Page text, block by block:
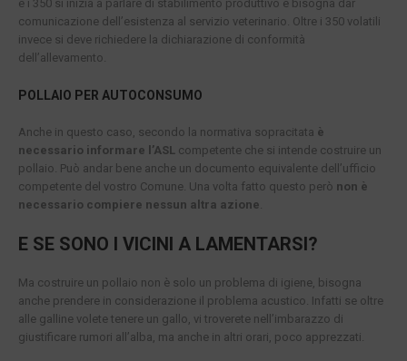
e i 350 si inizia a parlare di stabilimento produttivo e bisogna dar
comunicazione dell’esistenza al servizio veterinario. Oltre i 350 volatili
invece si deve richiedere la dichiarazione di conformità
dell’allevamento.
POLLAIO PER AUTOCONSUMO
Anche in questo caso, secondo la normativa sopracitata è
necessario informare l’ASL competente che si intende costruire un
pollaio. Può andar bene anche un documento equivalente dell’ufficio
competente del vostro Comune. Una volta fatto questo però non è
necessario compiere nessun altra azione.
E SE SONO I VICINI A LAMENTARSI?
Ma costruire un pollaio non è solo un problema di igiene, bisogna
anche prendere in considerazione il problema acustico. Infatti se oltre
alle galline volete tenere un gallo, vi troverete nell’imbarazzo di
giustificare rumori all’alba, ma anche in altri orari, poco apprezzati.